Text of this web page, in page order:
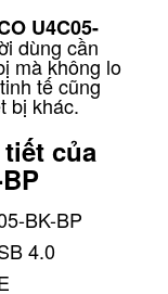
U4C05-
dùng cần
mà không lo
tế cũng
bị khác.
của
BK-BP
4.0